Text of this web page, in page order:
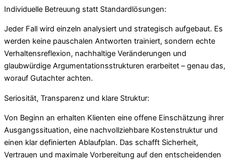
Individuelle Betreuung statt Standardlösungen:
Jeder Fall wird einzeln analysiert und strategisch aufgebaut. Es
werden keine pauschalen Antworten trainiert, sondern echte
Verhaltensreflexion, nachhaltige Veränderungen und
glaubwürdige Argumentationsstrukturen erarbeitet – genau das,
worauf Gutachter achten.
Seriosität, Transparenz und klare Struktur:
Von Beginn an erhalten Klienten eine offene Einschätzung ihrer
Ausgangssituation, eine nachvollziehbare Kostenstruktur und
einen klar definierten Ablaufplan. Das schafft Sicherheit,
Vertrauen und maximale Vorbereitung auf den entscheidenden